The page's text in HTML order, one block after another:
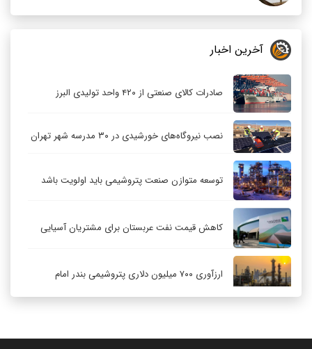
آخرین اخبار
صادرات کالای صنعتی از ۴۲۰ واحد تولیدی البرز
نصب نیروگاه‌های خورشیدی در ۳۰ مدرسه شهر تهران
توسعه متوازن صنعت پتروشیمی باید اولویت باشد
کاهش قیمت نفت عربستان برای مشتریان آسیایی
ارزآوری ۷۰۰ میلیون دلاری پتروشیمی بندر امام